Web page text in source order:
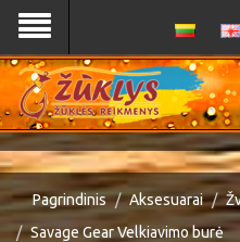
Pagrindinis Aksesuarai
Savage Gear Velkiavimo burė